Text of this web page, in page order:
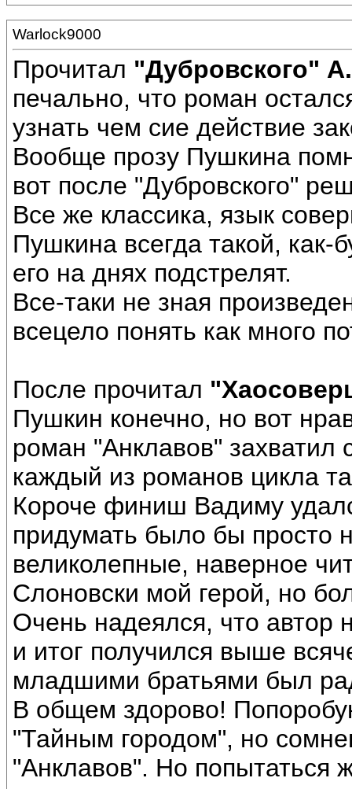
Warlock9000
Прочитал "Дубровского"
печально, что роман
узнать чем сие действие
Вообще прозу Пушкина
вот после "Дубровского"
Все же классика, язык
Пушкина всегда такой, как-
его на днях подстрелят.
Все-таки не зная
всецело понять как много
После прочитал
Пушкин конечно, но вот
роман "Анклавов" захватил
каждый из романов цикла
Короче финиш Вадиму
придумать было бы просто
великолепные, наверное
Слоновски мой герой, но
Очень надеялся, что автор
и итог получился выше
младшими братьями был
В общем здорово!
"Тайным городом", но
"Анклавов". Но попытаться